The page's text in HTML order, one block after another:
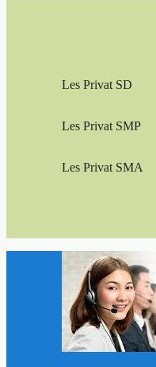
Les Privat SD
Les Privat SMP
Les Privat SMA